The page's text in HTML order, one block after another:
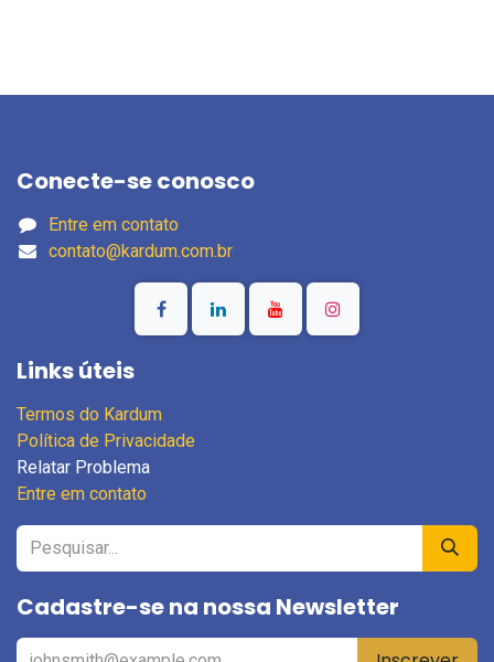
Conecte-se conosco
Entre em contato
contato@kardum.com.br
Links úteis
Termos do Kardum
Política de Privacidade
Relatar Problema
Entre em contato
Cadastre-se na nossa Newsletter